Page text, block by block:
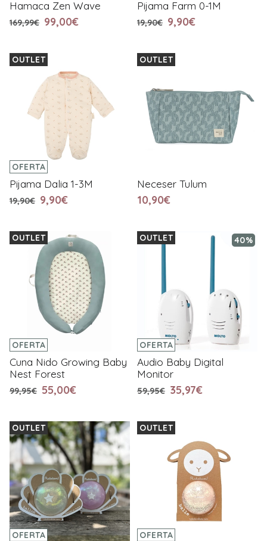
Hamaca Zen Wave
169,99€ 99,00€
Pijama Farm 0-1M
19,90€ 9,90€
OFERTA
OUTLET
Pijama Dalia 1-3M
19,90€ 9,90€
OUTLET
Neceser Tulum
10,90€
OFERTA
OUTLET
Cuna Nido Growing Baby
Nest Forest
99,95€ 55,00€
40%
OFERTA
OUTLET
Audio Baby Digital
Monitor
59,95€ 35,97€
OFERTA
OUTLET
OFERTA
OUTLET